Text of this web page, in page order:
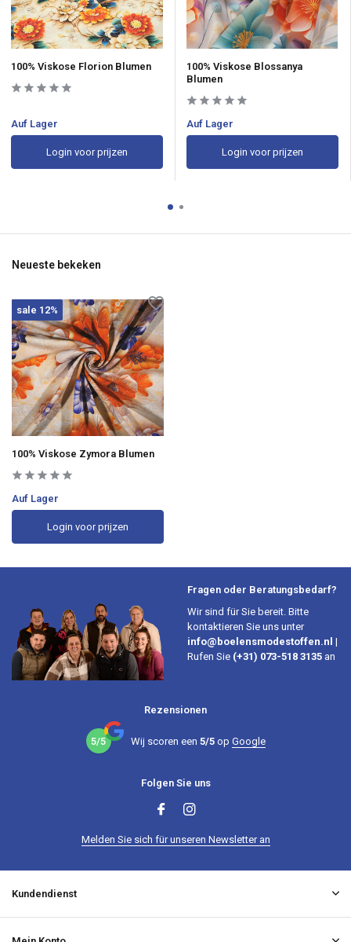
100% Viskose Florion Blumen
Auf Lager
Login voor prijzen
100% Viskose Blossanya
Blumen
Auf Lager
Login voor prijzen
Neueste bekeken
sale 12%
100% Viskose Zymora Blumen
Auf Lager
Login voor prijzen
Fragen oder Beratungsbedarf?
Wir sind für Sie bereit. Bitte
kontaktieren Sie uns unter
info@boelensmodestoffen.nl |
Rufen Sie (+31) 073-518 3135 an
Rezensionen
5/5 Wij scoren een 5/5op Google
Folgen Sie uns
Melden Sie sich für unseren Newsletter an
Kundendienst